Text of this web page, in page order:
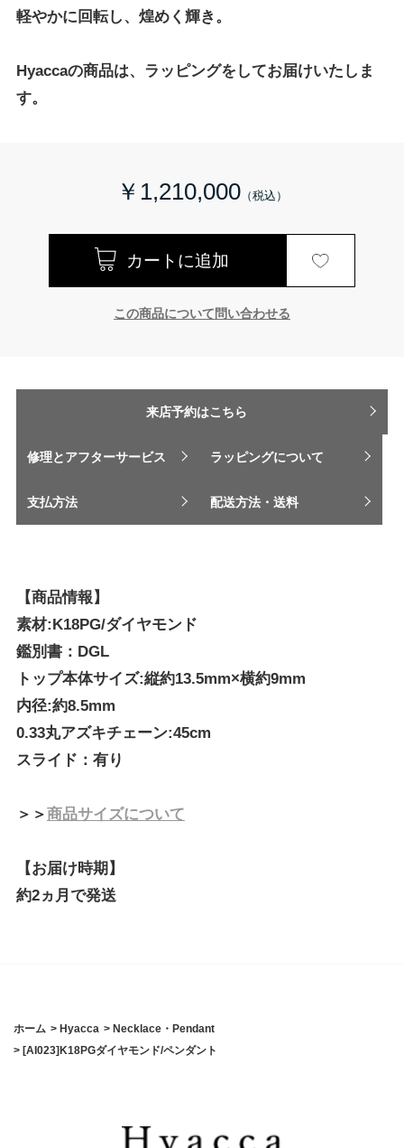
軽やかに回転し、煌めく輝き。
Hyaccaの商品は、ラッピングをしてお届けいたしま
す。
￥1,210,000
この商品について問い合わせる
来店予約はこちら
修理とアフターサービス ラッピングについて
支払方法 配送方法・送料
【商品情報】
素材:K18PG/ダイヤモンド
鑑別書：DGL
トップ本体サイズ:縦約13.5mm×横約9mm
内径:約8.5mm
0.33丸アズキチェーン:45cm
スライド：有り
＞＞商品サイズについて
【お届け時期】
約2ヵ月で発送
ホーム > Hyacca > Necklace・Pendant
> [AI023]K18PGダイヤモンド/ペンダント